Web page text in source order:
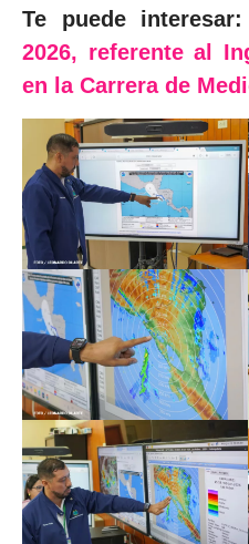
Te puede interesar:
2026, referente al
en la Carrera de